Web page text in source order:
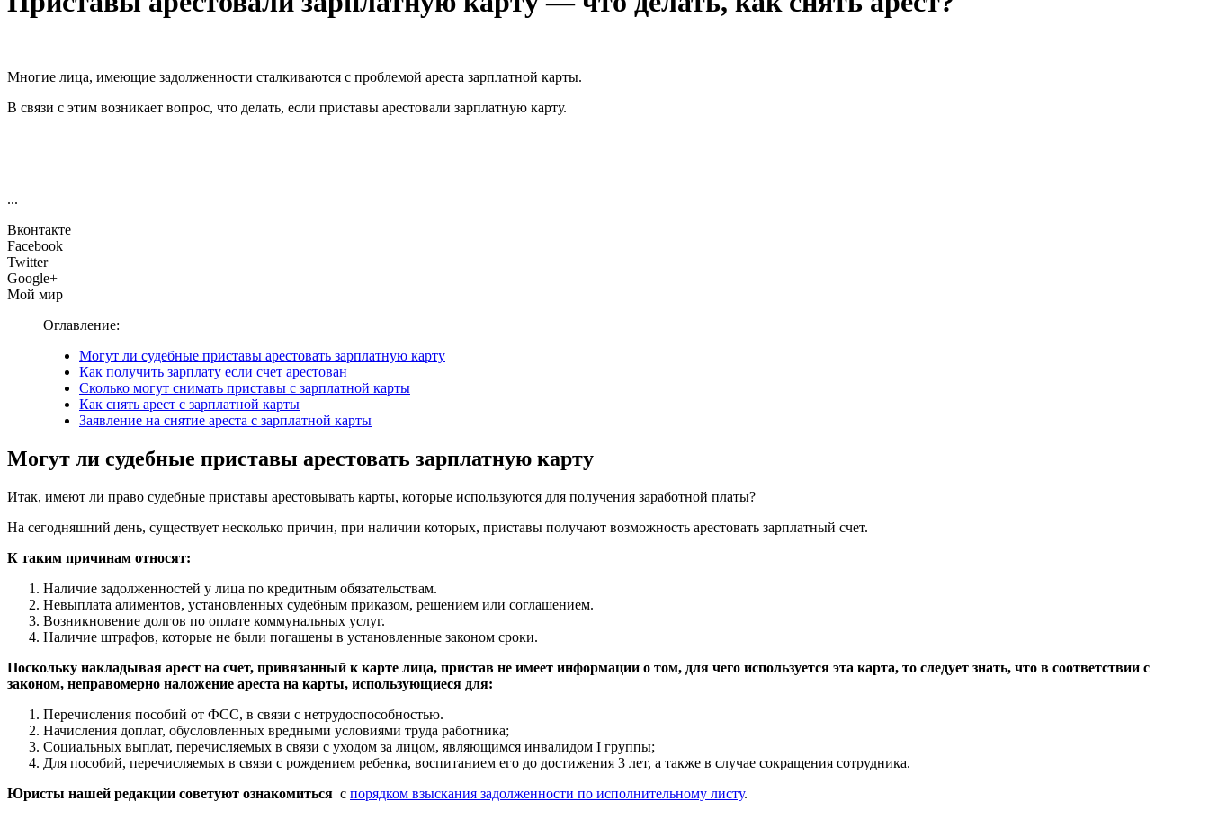
Многие лица, имеющие задолженности сталкиваются с проблемой ареста зарплатной карты.
В связи с этим возникает вопрос, что делать, если приставы арестовали зарплатную карту.
...
Вконтакте
Facebook
Twitter
Google+
Мой мир
Оглавление:
Могут ли судебные приставы арестовать зарплатную карту
Как получить зарплату если счет арестован
Сколько могут снимать приставы с зарплатной карты
Как снять арест с зарплатной карты
Заявление на снятие ареста с зарплатной карты
Могут ли судебные приставы арестовать зарплатную карту
Итак, имеют ли право судебные приставы арестовывать карты, которые используются для получения заработной платы?
На сегодняшний день, существует несколько причин, при наличии которых, приставы получают возможность арестовать зарплатный счет.
К таким причинам относят:
Наличие задолженностей у лица по кредитным обязательствам.
Невыплата алиментов, установленных судебным приказом, решением или соглашением.
Возникновение долгов по оплате коммунальных услуг.
Наличие штрафов, которые не были погашены в установленные законом сроки.
Поскольку накладывая арест на счет, привязанный к карте лица, пристав не имеет информации о том, для чего используется эта карта, то следует знать, что в соответствии с
законом, неправомерно наложение ареста на карты, использующиеся для:
Перечисления пособий от ФСС, в связи с нетрудоспособностью.
Начисления доплат, обусловленных вредными условиями труда работника;
Социальных выплат, перечисляемых в связи с уходом за лицом, являющимся инвалидом I группы;
Для пособий, перечисляемых в связи с рождением ребенка, воспитанием его до достижения 3 лет, а также в случае сокращения сотрудника.
Юристы нашей редакции советуют ознакомиться с порядком взыскания задолженности по исполнительному листу.